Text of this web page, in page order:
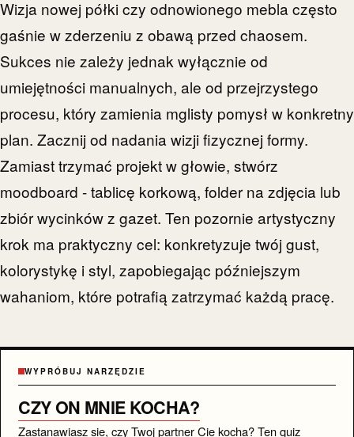
Wizja nowej półki czy odnowionego mebla często
gaśnie w zderzeniu z obawą przed chaosem.
Sukces nie zależy jednak wyłącznie od
umiejętności manualnych, ale od przejrzystego
procesu, który zamienia mglisty pomysł w konkretny
plan. Zacznij od nadania wizji fizycznej formy.
Zamiast trzymać projekt w głowie, stwórz
moodboard - tablicę korkową, folder na zdjęcia lub
zbiór wycinków z gazet. Ten pozornie artystyczny
krok ma praktyczny cel: konkretyzuje twój gust,
kolorystykę i styl, zapobiegając późniejszym
wahaniom, które potrafią zatrzymać każdą pracę.
WYPRÓBUJ NARZĘDZIE
CZY ON MNIE KOCHA?
Zastanawiasz sie, czy Twoj partner Cie kocha? Ten quiz